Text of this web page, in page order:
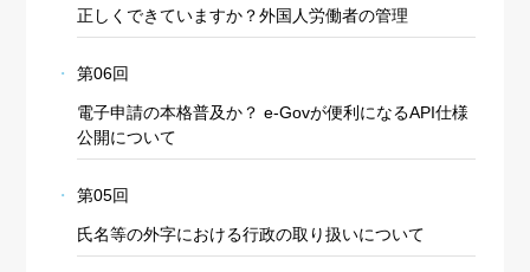
正しくできていますか？外国人労働者の管理
第06回
電子申請の本格普及か？ e-Govが便利になるAPI仕様
公開について
第05回
氏名等の外字における行政の取り扱いについて